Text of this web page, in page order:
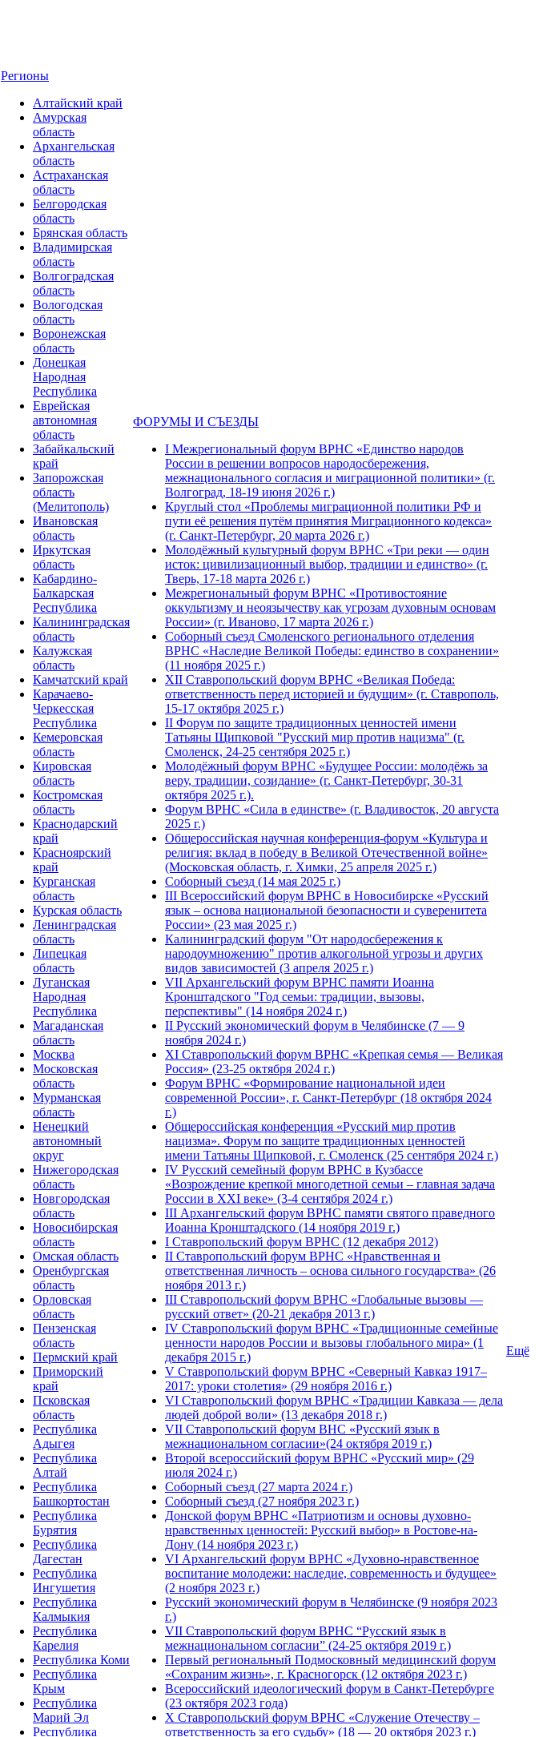
Регионы
Алтайский край
Амурская
область
Архангельская
область
Астраханская
область
Белгородская
область
Брянская область
Владимирская
область
Волгоградская
область
Вологодская
область
Воронежская
область
Донецкая
Народная
Республика
Еврейская
автономная
область
Забайкальский
край
Запорожская
область
(Мелитополь)
Ивановская
область
Иркутская
область
Кабардино-
Балкарская
Республика
Калининградская
область
Калужская
область
Камчатский край
Карачаево-
Черкесская
Республика
Кемеровская
область
Кировская
область
Костромская
область
Краснодарский
край
Красноярский
край
Курганская
область
Курская область
Ленинградская
область
Липецкая
область
Луганская
Народная
Республика
Магаданская
область
Москва
Московская
область
Мурманская
область
Ненецкий
автономный
округ
Нижегородская
область
Новгородская
область
Новосибирская
область
Омская область
Оренбургская
область
Орловская
область
Пензенская
область
Пермский край
Приморский
край
Псковская
область
Республика
Адыгея
Республика
Алтай
Республика
Башкортостан
Республика
Бурятия
Республика
Дагестан
Республика
Ингушетия
Республика
Калмыкия
Республика
Карелия
Республика Коми
Республика
Крым
Республика
Марий Эл
Республика
ФОРУМЫ И СЪЕЗДЫ
I Межрегиональный форум ВРНС «Единство народов
России в решении вопросов народосбережения,
межнационального согласия и миграционной политики» (г.
Волгоград, 18-19 июня 2026 г.)
Круглый стол «Проблемы миграционной политики РФ и
пути её решения путём принятия Миграционного кодекса»
(г. Санкт-Петербург, 20 марта 2026 г.)
Молодёжный культурный форум ВРНС «Три реки — один
исток: цивилизационный выбор, традиции и единство» (г.
Тверь, 17-18 марта 2026 г.)
Межрегиональный форум ВРНС «Противостояние
оккультизму и неоязычеству как угрозам духовным основам
России» (г. Иваново, 17 марта 2026 г.)
Соборный съезд Смоленского регионального отделения
ВРНС «Наследие Великой Победы: единство в сохранении»
(11 ноября 2025 г.)
XII Ставропольский форум ВРНС «Великая Победа:
ответственность перед историей и будущим» (г. Ставрополь,
15-17 октября 2025 г.)
II Форум по защите традиционных ценностей имени
Татьяны Щипковой "Русский мир против нацизма" (г.
Смоленск, 24-25 сентября 2025 г.)
Молодёжный форум ВРНС «Будущее России: молодёжь за
веру, традиции, созидание» (г. Санкт-Петербург, 30-31
октября 2025 г.).
Форум ВРНС «Сила в единстве» (г. Владивосток, 20 августа
2025 г.)
Общероссийская научная конференция-форум «Культура и
религия: вклад в победу в Великой Отечественной войне»
(Московская область, г. Химки, 25 апреля 2025 г.)
Соборный съезд (14 мая 2025 г.)
III Всероссийский форум ВРНС в Новосибирске «Русский
язык – основа национальной безопасности и суверенитета
России» (23 мая 2025 г.)
Калининградский форум "От народосбережения к
народоумножению" против алкогольной угрозы и других
видов зависимостей (3 апреля 2025 г.)
VII Архангельский форум ВРНС памяти Иоанна
Кронштадского "Год семьи: традиции, вызовы,
перспективы" (14 ноября 2024 г.)
II Русский экономический форум в Челябинске (7 — 9
ноября 2024 г.)
ХI Ставропольский форум ВРНС «Крепкая семья — Великая
Россия» (23-25 октября 2024 г.)
Форум ВРНС «Формирование национальной идеи
современной России», г. Санкт-Петербург (18 октября 2024
г.)
Общероссийская конференция «Русский мир против
нацизма». Форум по защите традиционных ценностей
имени Татьяны Щипковой, г. Смоленск (25 сентября 2024 г.)
IV Русский семейный форум ВРНС в Кузбассе
«Возрождение крепкой многодетной семьи – главная задача
России в XXI веке» (3-4 сентября 2024 г.)
III Архангельский форум ВРНС памяти святого праведного
Иоанна Кронштадского (14 ноября 2019 г.)
I Ставропольский форум ВРНС (12 декабря 2012)
II Ставропольский форум ВРНС «Нравственная и
ответственная личность – основа сильного государства» (26
ноября 2013 г.)
III Ставропольский форум ВРНС «Глобальные вызовы —
русский ответ» (20-21 декабря 2013 г.)
IV Ставропольский форум ВРНС «Традиционные семейные
ценности народов России и вызовы глобального мира» (1
декабря 2015 г.)
V Ставропольский форум ВРНС «Северный Кавказ 1917–
2017: уроки столетия» (29 ноября 2016 г.)
VI Ставропольский форум ВРНС «Традиции Кавказа — дела
людей доброй воли» (13 декабря 2018 г.)
VII Ставропольский форум ВHС «Русский язык в
межнациональном согласии»(24 октября 2019 г.)
Второй всероссийский форум ВРНС «Русский мир» (29
июля 2024 г.)
Соборный съезд (27 марта 2024 г.)
Соборный съезд (27 ноября 2023 г.)
Донской форум ВРНС «Патриотизм и основы духовно-
нравственных ценностей: Русский выбор» в Ростове-на-
Дону (14 ноября 2023 г.)
VI Архангельский форум ВРНС «Духовно-нравственное
воспитание молодежи: наследие, современность и будущее»
(2 ноября 2023 г.)
Русский экономический форум в Челябинске (9 ноября 2023
г.)
VII Ставропольский форум ВРНС “Русский язык в
межнациональном согласии” (24-25 октября 2019 г.)
Первый региональный Подмосковный медицинский форум
«Сохраним жизнь», г. Красногорск (12 октября 2023 г.)
Всероссийский идеологический форум в Санкт-Петербурге
(23 октября 2023 года)
X Ставропольский форум ВРНС «Служение Отечеству –
ответственность за его судьбу» (18 — 20 октября 2023 г.)
Ещё